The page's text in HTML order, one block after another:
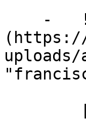
uploads/